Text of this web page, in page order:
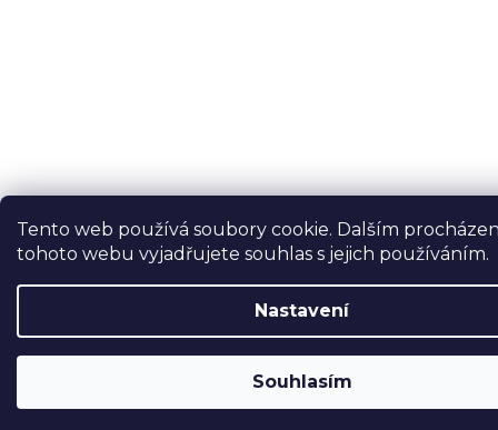
Tento web používá soubory cookie. Dalším
tohoto webu vyjadřujete souhlas s jejich používáním.
Nastavení
Souhlasím